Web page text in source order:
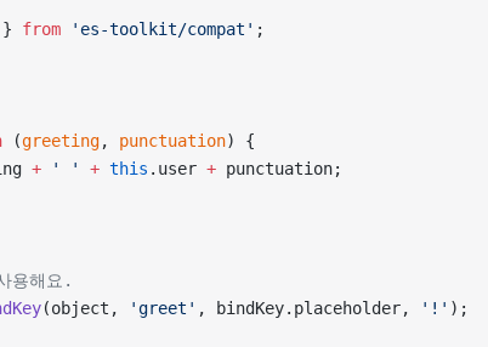
} from 'es-toolkit/compat' ;
(greeting, punctuation) {
+ ' ' + this .user + punctuation;
용해요.
(object, 'greet' , bindKey.placeholder, '!' );